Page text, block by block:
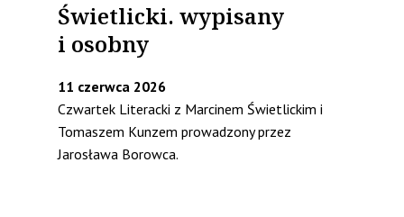
Świetlicki. wypisany
i osobny
11 czerwca 2026
Czwartek Literacki z Marcinem Świetlickim i
Tomaszem Kunzem prowadzony przez
Jarosława Borowca.